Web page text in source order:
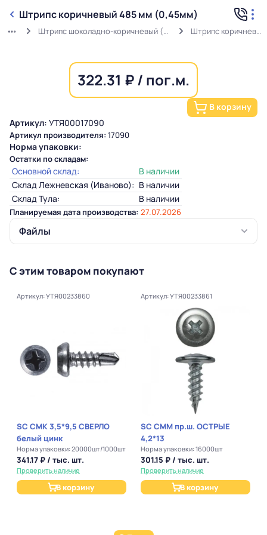
Штрипс коричневый 485 мм (0,45мм)
Штрипс шоколадно-коричневый (0,45мм) RAL 8017 в защитной пленке Штрипс коричневый 485 мм (0,45мм)
322.31 ₽ / пог.м.
В корзину
Артикул: УТЯ00017090
Артикул производителя: 17090
Норма упаковки:
Остатки по складам:
Основной склад:
В наличии
Склад Лежневская (Иваново): В наличии
Склад Тула:
В наличии
Планируемая дата производства: 27.07.2026
Файлы
С этим товаром покупают
Артикул: УТЯ00233860
SC СМК 3,5*9,5 СВЕРЛО
белый цинк
Норма упаковки: 20000шт/1000шт
341.17 ₽ / тыс. шт.
Проверить наличие
В корзину
Артикул: УТЯ00233861
SC СММ пр.ш. ОСТРЫЕ
4,2*13
Норма упаковки: 16000шт
301.15 ₽ / тыс. шт.
Проверить наличие
В корзину